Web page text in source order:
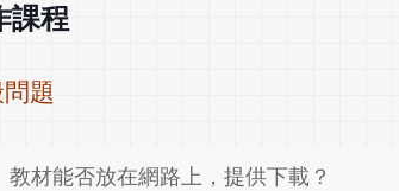
課程
題
教材能否放在網路上，提供下載？